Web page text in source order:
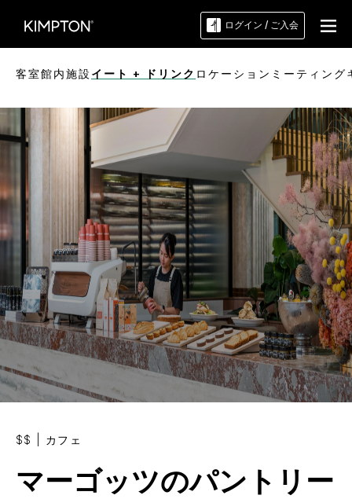
ログイン / ご入会
客室館内施設 イート + ドリンク ロケーション ミーティング
$$ カフェ
マーゴッツのパントリー